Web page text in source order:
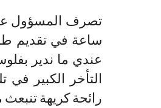
تصرف المسؤول عن
ساعة في تقديم
عندي ما ندير
التأخر الكبير
رائحة كريهة